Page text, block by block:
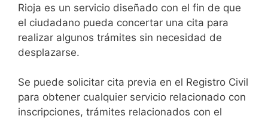
Rioja es un servicio diseñado con el fin de que
el ciudadano pueda concertar una cita para
realizar algunos trámites sin necesidad de
desplazarse.​
Se puede solicitar cita previa en el Registro Civil
para obtener cualquier servicio relacionado con
inscripciones, trámites relacionados con el